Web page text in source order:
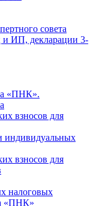
совета
и ИП, декларации 3-
«ПНК».
взносов для
индивидуальных
взносов для
налоговых
«ПНК»